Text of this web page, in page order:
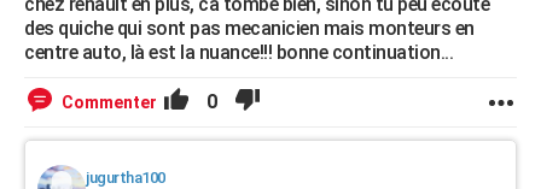
des quiche qui sont pas mecanicien mais monteurs en
centre auto, là est la nuance!!! bonne continuation...
Commenter 0
jugurtha100